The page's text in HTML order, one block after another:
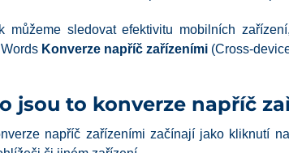
můžeme sledovat efektivitu mobilních
Konverze napříč zařízeními (Cross-
jsou to konverze napříč
napříč zařízeními začínají jako kliknutí